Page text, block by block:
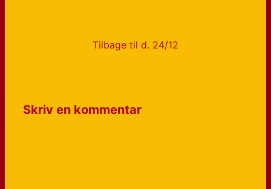
Tilbage til d. 24/12
Skriv en kommentar